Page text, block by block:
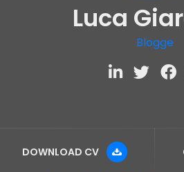
Luca
Blogger
DOWNLOAD CV